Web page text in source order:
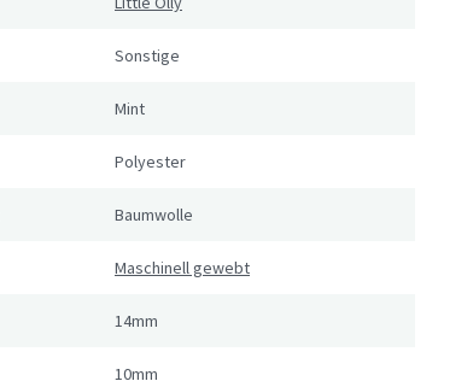
Sonstige
Mint
Polyester
Baumwolle
Maschinell gewebt
14mm
10mm